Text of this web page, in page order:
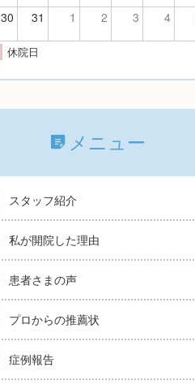
30 31 1 2 3 4
休院日
メニュー
スタッフ紹介
私が開院した理由
患者さまの声
プロからの推薦状
症例報告